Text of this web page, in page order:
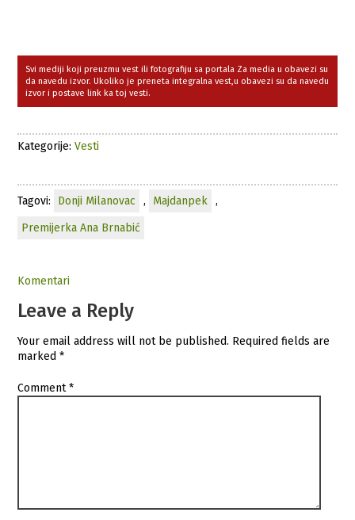
Svi mediji koji preuzmu vest ili fotografiju sa portala Za media u obavezi su
da navedu izvor. Ukoliko je preneta integralna vest,u obavezi su da navedu
izvor i postave link ka toj vesti.
Kategorije:Vesti
Tagovi: Donji Milanovac , Majdanpek
,
Premijerka Ana Brnabić
Komentari
Leave a Reply
Your email address will not be published. Required fields are
marked*
Comment*